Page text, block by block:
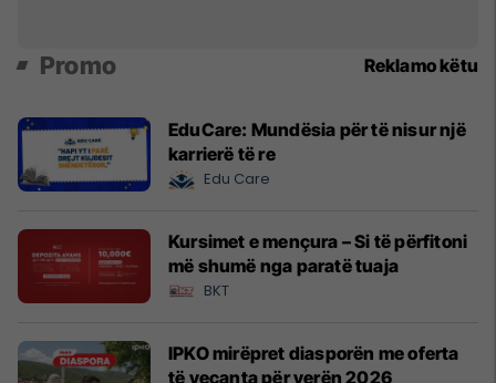
Promo Reklamo këtu
EduCare: Mundësia për të nisur një
karrierë të re
Edu Care
Kursimet e mençura – Si të përfitoni
më shumë nga paratë tuaja
BKT
IPKO mirëpret diasporën me oferta
të veçanta për verën 2026